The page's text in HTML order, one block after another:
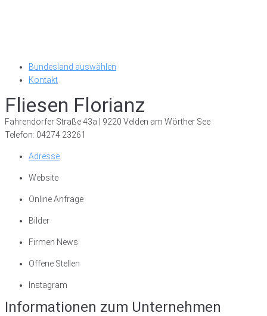
Bundesland auswählen
Kontakt
Fliesen Florianz
Fahrendorfer Straße 43a | 9220 Velden am Wörther See
Telefon: 04274 23261
Adresse
Website
Online Anfrage
Bilder
Firmen News
Offene Stellen
Instagram
Informationen zum Unternehmen